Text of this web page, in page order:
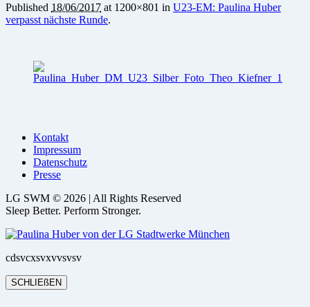
Published 18/06/2017 at 1200×801 in U23-EM: Paulina Huber
verpasst nächste Runde.
Kontakt
Impressum
Datenschutz
Presse
LG SWM © 2026 | All Rights Reserved
Sleep Better. Perform Stronger.
cdsvcxsvxvvsvsv
SCHLIEßEN